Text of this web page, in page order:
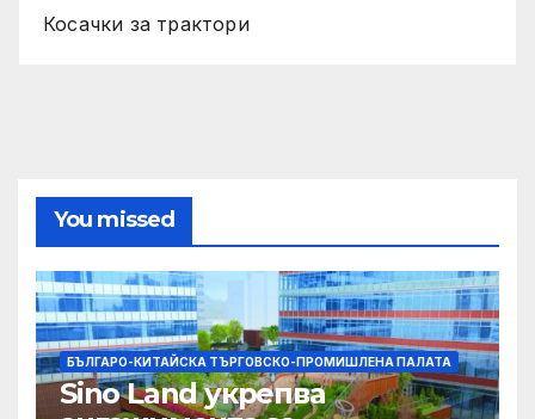
Косачки за трактори
You missed
БЪЛГАРО-КИТАЙСКА ТЪРГОВСКО-ПРОМИШЛЕНА ПАЛАТА
Sino Land укрепва